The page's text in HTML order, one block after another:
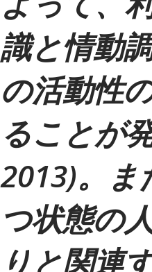
識と情動
の活動性
ることが
2013)。ま
つ状態の
りと関連